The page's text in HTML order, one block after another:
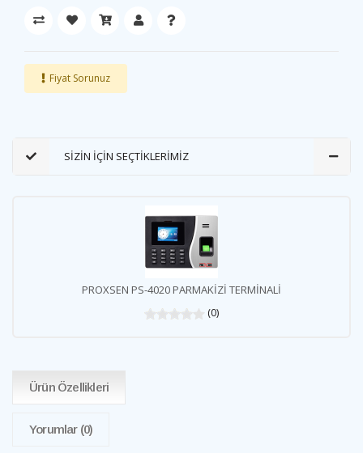
Fiyat Sorunuz
SİZİN İÇİN SEÇTİKLERİMİZ
PROXSEN PS-4020 PARMAKİZİ TERMİNALİ
(0)
Ürün Özellikleri
Yorumlar (0)